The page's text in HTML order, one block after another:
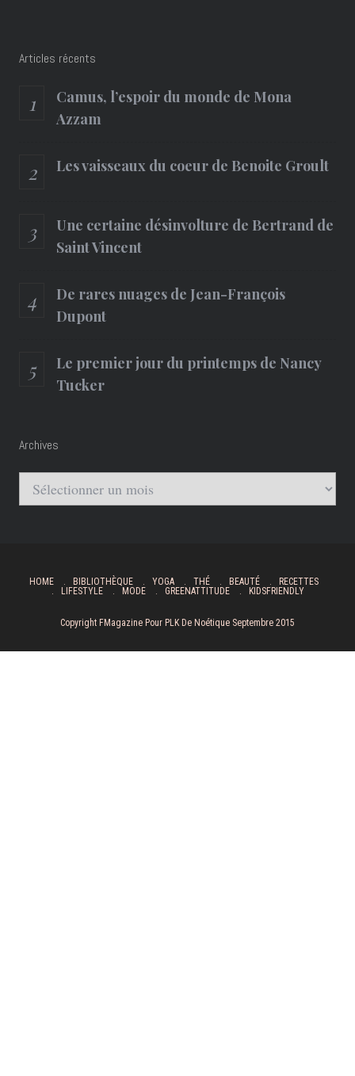
Articles récents
Camus, l’espoir du monde de Mona
Azzam
Les vaisseaux du coeur de Benoite Groult
Une certaine désinvolture de Bertrand de
Saint Vincent
De rares nuages de Jean-François
Dupont
Le premier jour du printemps de Nancy
Tucker
Archives
Archives
HOME BIBLIOTHÈQUE YOGA THÉ BEAUTÉ
RECETTES
LIFESTYLE
MODE GREENATTITUDE KIDSFRIENDLY
Copyright FMagazine Pour PLK De Noétique Septembre 2015